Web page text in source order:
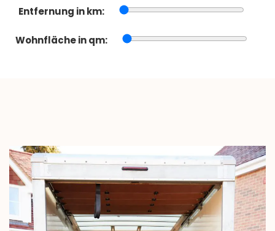
Entfernung in km:
Wohnfläche in qm: